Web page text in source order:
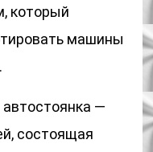
который
машины
—
состоящая